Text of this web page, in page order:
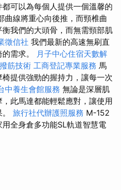
可以為每個人提供一個溫馨的
曲線將重心向後推，而頸椎曲
我們的大頭骨，而無需頸部肌
徵信社 我們最新的高速無刷直
需求。 月子中心住宿天數解
筋技術 工商登記專業服務 馬
提供強勁的握持力，讓每一次
中養生會館服務 無論是深層肌
此馬達都能輕鬆應對，讓使用
旅行社代辦護照服務 M-152
全身倉多功能SL軌道智慧電